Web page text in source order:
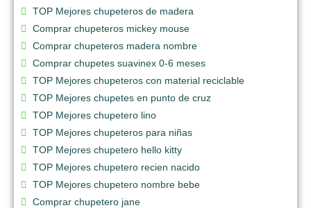
TOP Mejores chupeteros de madera
Comprar chupeteros mickey mouse
Comprar chupeteros madera nombre
Comprar chupetes suavinex 0-6 meses
TOP Mejores chupeteros con material reciclable
TOP Mejores chupetes en punto de cruz
TOP Mejores chupetero lino
TOP Mejores chupeteros para niñas
TOP Mejores chupetero hello kitty
TOP Mejores chupetero recien nacido
TOP Mejores chupetero nombre bebe
Comprar chupetero jane